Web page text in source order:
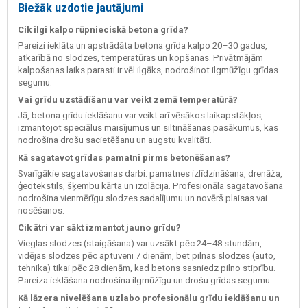
Biežāk uzdotie jautājumi
Cik ilgi kalpo rūpnieciskā betona grīda?
Pareizi ieklāta un apstrādāta betona grīda kalpo 20–30 gadus,
atkarībā no slodzes, temperatūras un kopšanas. Privātmājām
kalpošanas laiks parasti ir vēl ilgāks, nodrošinot ilgmūžīgu grīdas
segumu.
Vai grīdu uzstādīšanu var veikt zemā temperatūrā?
Jā, betona grīdu ieklāšanu var veikt arī vēsākos laikapstākļos,
izmantojot speciālus maisījumus un siltināšanas pasākumus, kas
nodrošina drošu sacietēšanu un augstu kvalitāti.
Kā sagatavot grīdas pamatni pirms betonēšanas?
Svarīgākie sagatavošanas darbi: pamatnes izlīdzināšana, drenāža,
ģeotekstils, šķembu kārta un izolācija. Profesionāla sagatavošana
nodrošina vienmērīgu slodzes sadalījumu un novērš plaisas vai
nosēšanos.
Cik ātri var sākt izmantot jauno grīdu?
Vieglas slodzes (staigāšana) var uzsākt pēc 24–48 stundām,
vidējas slodzes pēc aptuveni 7 dienām, bet pilnas slodzes (auto,
tehnika) tikai pēc 28 dienām, kad betons sasniedz pilno stiprību.
Pareiza ieklāšana nodrošina ilgmūžīgu un drošu grīdas segumu.
Kā lāzera nivelēšana uzlabo profesionālu grīdu ieklāšanu un